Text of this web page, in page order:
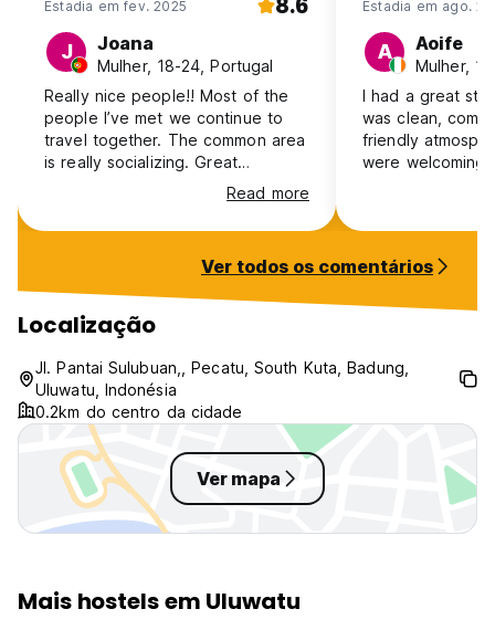
Estadia em fev. 2025
J Joana
Mulher, 18-24, Portugal
Really nice people!! Most of the
people I’ve met we continue to
travel together. The common area
is really socializing. Great
atmosphere. Could be cleaner but
the beds are comfortable. Really
good for the price
Read more
Estadia em ago.
A Aoife
Mulher,
I had a great
was clean,
friendly
were welcoming
area. I would
travelers.
Ver todos os comentários
Localização
Jl. Pantai Sulubuan,, Pecatu, South Kuta, Badung,
Uluwatu, Indonésia
0.2km do centro da cidade
Ver mapa
Mais hostels em Uluwatu